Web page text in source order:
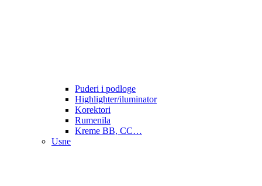
Puderi i podloge
Highlighter/iluminator
Korektori
Rumenila
Kreme BB, CC…
Usne